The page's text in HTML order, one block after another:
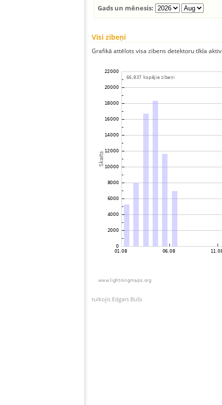
Gads un mēnesis:
Visi zibeņi
Grafikā attēlots visa zibens detektoru tīkla
tulkojis Edgars Bušs